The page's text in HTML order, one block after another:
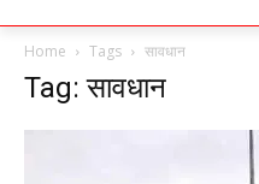
Home Tags सावधान
Tag: सावधान